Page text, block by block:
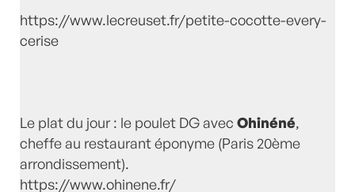
https://www.lecreuset.fr/petite-cocotte-every-
cerise
Le plat du jour : le poulet DG avec Ohinéné,
cheffe au restaurant éponyme (Paris 20ème
arrondissement).
https://www.ohinene.fr/